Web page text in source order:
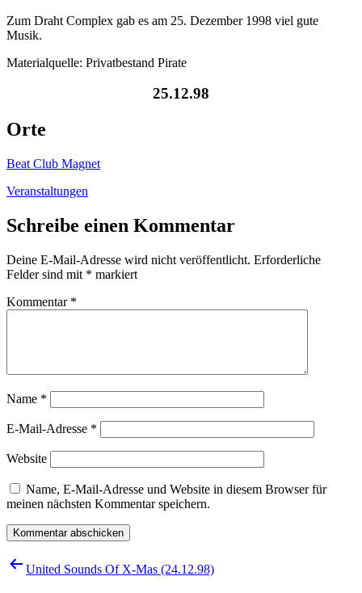
Zum Draht Complex gab es am 25. Dezember 1998 viel gute
Musik.
Materialquelle: Privatbestand Pirate
25.12.98
Orte
Beat Club Magnet
Veranstaltungen
Schreibe einen Kommentar
Deine E-Mail-Adresse wird nicht veröffentlicht. Erforderliche
Felder sind mit * markiert
Kommentar *
Name *
E-Mail-Adresse *
Website
Name, E-Mail-Adresse und Website in diesem Browser für
meinen nächsten Kommentar speichern.
Beitragsnavigation
United Sounds Of X-Mas (24.12.98)